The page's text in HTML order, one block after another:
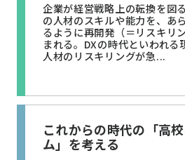
企業が経営戦略上の転換を図
の人材のスキルや能力を、あ
るように再開発（＝リスキリ
まれる。DXの時代といわれる
人材のリスキリングが急...
これからの時代の「高
ム」を考える